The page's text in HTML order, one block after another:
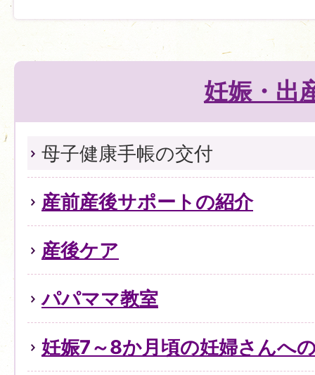
妊娠・出
母子健康手帳の交付
産前産後サポートの紹介
産後ケア
パパママ教室
妊娠7～8か月頃の妊婦さんへ